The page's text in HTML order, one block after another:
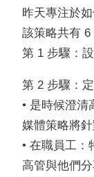
昨天專注於
該策略共有 6
第 1 步驟：
第 2 步驟：
• 是時候澄清
媒體策略將針
• 在職員工：
高管與他們